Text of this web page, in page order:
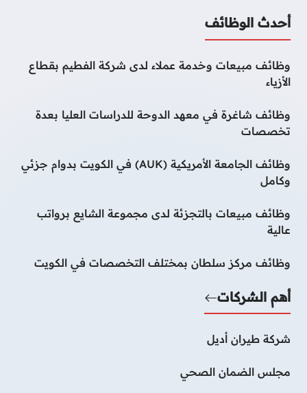
أحدث الوظائف
وظائف مبيعات وخدمة عملاء لدى شركة الفطيم بقطاع
الأزياء
وظائف شاغرة في معهد الدوحة للدراسات العليا بعدة
تخصصات
وظائف الجامعة الأمريكية (AUK) في الكويت بدوام جزئي
وكامل
وظائف مبيعات بالتجزئة لدى مجموعة الشايع برواتب
عالية
وظائف مركز سلطان بمختلف التخصصات في الكويت
أهم الشركات
شركة طيران أديل
مجلس الضمان الصحي